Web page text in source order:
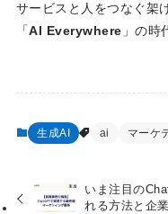
サービスと人をつなぐ架
「AI Everywhere 」の時
生成AI ai マーケ
いま注目の
れる方法と企